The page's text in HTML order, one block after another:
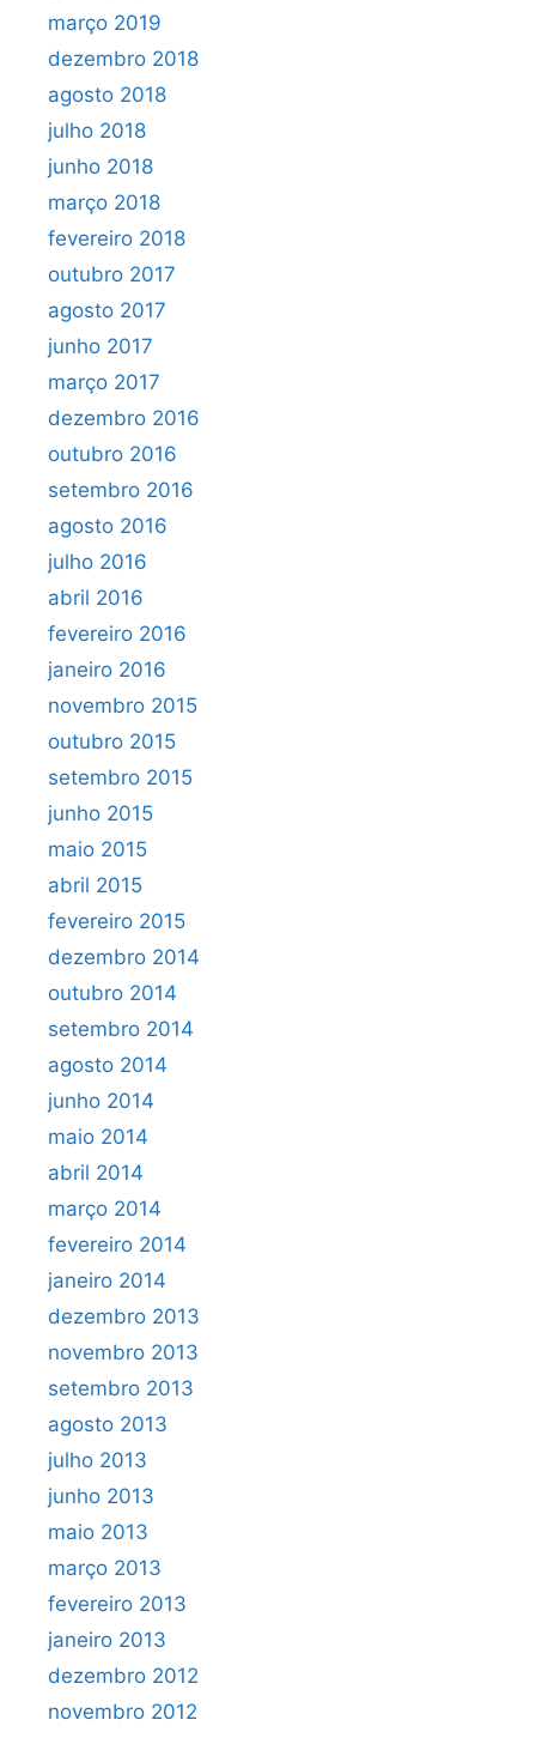
março 2019
dezembro 2018
agosto 2018
julho 2018
junho 2018
março 2018
fevereiro 2018
outubro 2017
agosto 2017
junho 2017
março 2017
dezembro 2016
outubro 2016
setembro 2016
agosto 2016
julho 2016
abril 2016
fevereiro 2016
janeiro 2016
novembro 2015
outubro 2015
setembro 2015
junho 2015
maio 2015
abril 2015
fevereiro 2015
dezembro 2014
outubro 2014
setembro 2014
agosto 2014
junho 2014
maio 2014
abril 2014
março 2014
fevereiro 2014
janeiro 2014
dezembro 2013
novembro 2013
setembro 2013
agosto 2013
julho 2013
junho 2013
maio 2013
março 2013
fevereiro 2013
janeiro 2013
dezembro 2012
novembro 2012